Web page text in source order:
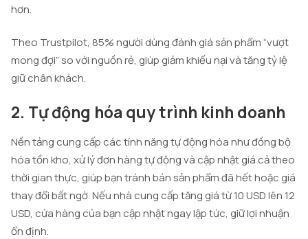
hơn.
Theo Trustpilot, 85% người dùng đánh giá sản phẩm “vượt
mong đợi” so với nguồn rẻ, giúp giảm khiếu nại và tăng tỷ lệ
giữ chân khách.
2. Tự động hóa quy trình kinh doanh
Nền tảng cung cấp các tính năng tự động hóa như đồng bộ
hóa tồn kho, xử lý đơn hàng tự động và cập nhật giá cả theo
thời gian thực, giúp bạn tránh bán sản phẩm đã hết hoặc giá
thay đổi bất ngờ. Nếu nhà cung cấp tăng giá từ 10 USD lên 12
USD, cửa hàng của bạn cập nhật ngay lập tức, giữ lợi nhuận
ổn định.